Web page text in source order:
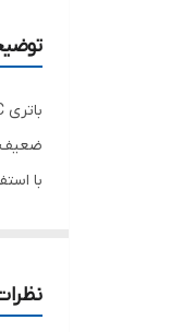
ضعیف
با